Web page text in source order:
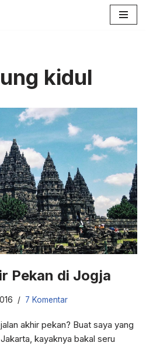
kidul
Pekan di Jogja
7 Komentar
akhir pekan? Buat saya yang
kayaknya bakal seru